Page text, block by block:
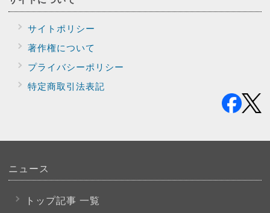
サイトポリシー
著作権について
プライバシーポリシー
特定商取引法表記
ニュース
トップ記事 一覧